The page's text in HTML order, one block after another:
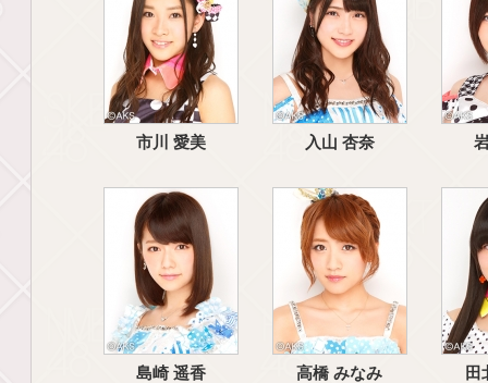
市川 愛美 入山 杏奈
島崎 遥香 高橋 みなみ 田